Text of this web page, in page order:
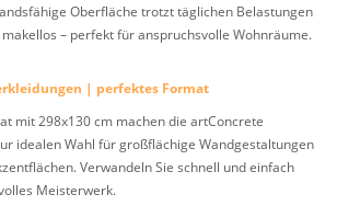
Oberfläche trotzt täglichen Belastungen
– perfekt für anspruchsvolle Wohnräume.
| perfektes Format
mit 298x130 cm machen die artConcrete
idealen Wahl für großflächige Wandgestaltungen
Verwandeln Sie schnell und einfach
Meisterwerk.